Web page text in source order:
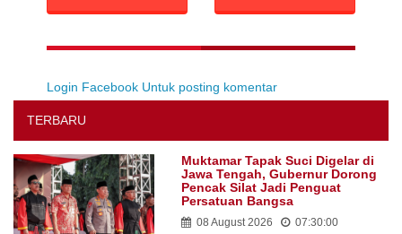
Login Facebook Untuk posting komentar
TERBARU
Muktamar Tapak Suci Digelar di
Jawa Tengah, Gubernur Dorong
Pencak Silat Jadi Penguat
Persatuan Bangsa
08 August 2026 07:30:00